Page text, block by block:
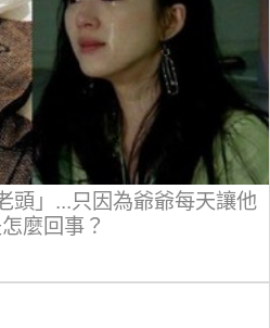
頭」...只因為爺爺每天讓他
麼回事？